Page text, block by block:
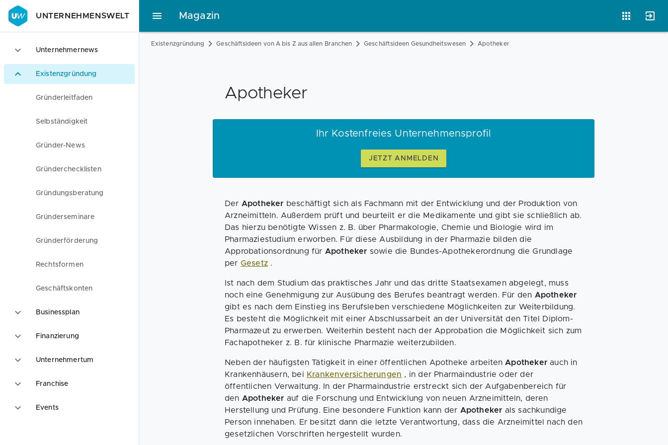
UNTERNEHMENSWELT
Unternehmernews
Existenzgründung
Gründerleitfaden
Selbständigkeit
Gründer-News
Gründerchecklisten
Gründungsberatung
Gründerseminare
Gründerförderung
Rechtsformen
Geschäftskonten
Businessplan
Finanzierung
Unternehmertum
Franchise
Events
Magazin
Existenzgründung Geschäftsideen von A bis Z aus allen Branchen Geschäftsideen Gesundheitswesen Apotheker
Apotheker
Ihr Kostenfreies Unternehmensprofil
JETZT ANMELDEN
Der Apotheker beschäftigt sich als Fachmann mit der Entwicklung und der Produktion von
Arzneimitteln. Außerdem prüft und beurteilt er die Medikamente und gibt sie schließlich ab.
Das hierzu benötigte Wissen z. B. über Pharmakologie, Chemie und Biologie wird im
Pharmaziestudium erworben. Für diese Ausbildung in der Pharmazie bilden die
Approbationsordnung für Apotheker sowie die Bundes-Apothekerordnung die Grundlage
per Gesetz .
Ist nach dem Studium das praktisches Jahr und das dritte Staatsexamen abgelegt, muss
noch eine Genehmigung zur Ausübung des Berufes beantragt werden. Für den Apotheker
gibt es nach dem Einstieg ins Berufsleben verschiedene Möglichkeiten zur Weiterbildung.
Es besteht die Möglichkeit mit einer Abschlussarbeit an der Universität den Titel Diplom-
Pharmazeut zu erwerben. Weiterhin besteht nach der Approbation die Möglichkeit sich zum
Fachapotheker z. B. für klinische Pharmazie weiterzubilden.
Neben der häufigsten Tätigkeit in einer öffentlichen Apotheke arbeiten Apotheker auch in
Krankenhäusern, bei Krankenversicherungen , in der Pharmaindustrie oder der
öffentlichen Verwaltung. In der Pharmaindustrie erstreckt sich der Aufgabenbereich für
den Apotheker auf die Forschung und Entwicklung von neuen Arzneimitteln, deren
Herstellung und Prüfung. Eine besondere Funktion kann der Apotheker als sachkundige
Person innehaben. Er besitzt dann die letzte Verantwortung, dass die Arzneimittel nach den
gesetzlichen Vorschriften hergestellt wurden.